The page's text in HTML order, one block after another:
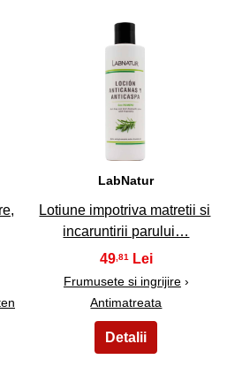
36
LabNatur
Lotiune impotriva matretii si
incaruntirii parului…
49,81
Frumusete si ingrijire›
Antimatreata